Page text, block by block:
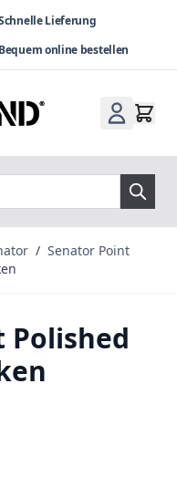
Lieferung
Bequem online bestellen
/ Senator Point
Polished